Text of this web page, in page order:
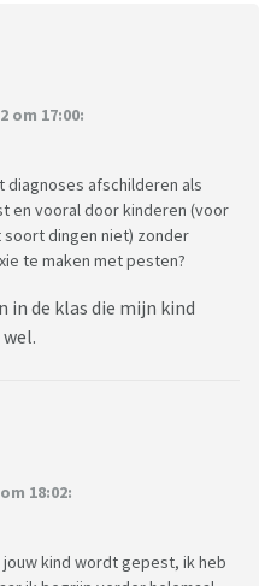
is en speciale
gewone kinderen
zoals bij kinderen hoort, af
krib gooien, zónder dat
om 17:00:
diagnoses afschilderen als
en vooral door kinderen (voor
dingen niet) zonder
te maken met pesten?
in de klas die mijn kind
18:02:
kind wordt gepest, ik heb